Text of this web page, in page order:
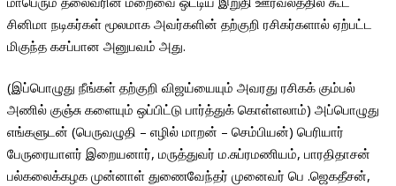
சினிமா நடிகர்கள் மூலமாக அவர்களின் தற்குறி ரசிகர்களால் ஏற்பட்ட
மிகுந்த கசப்பான அனுபவம் அது.
(இப்பொழுது நீங்கள் தற்குறி விஜய்யையும் அவரது ரசிகக் கும்பல்
அணில் குஞ்சு களையும் ஒப்பிட்டு பார்த்துக் கொள்ளலாம்) அப்பொழுது
எங்களுடன் (பெருவழுதி – எழில் மாறன் – செம்பியன்) பெரியார்
பேருரையாளர் இறையனார், மருத்துவர் ம.சுப்ரமணியம், பாரதிதாசன்
பல்கலைக்கழக முன்னாள் துணைவேந்தர் முனைவர் பெ .ஜெகதீசன்,